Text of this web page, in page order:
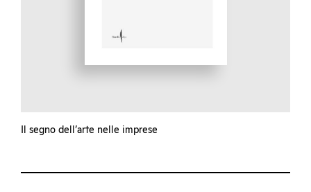
Il segno dell’arte nelle imprese